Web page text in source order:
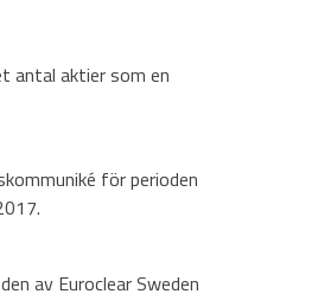
antal aktier som en
för perioden
av Euroclear Sweden